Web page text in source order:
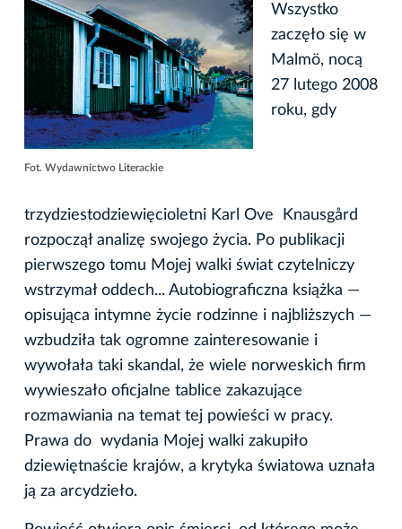
Fot. Wydawnictwo Literackie
Wszystko
zaczęło się w
Malmö, nocą
27 lutego 2008
roku, gdy
trzydziestodziewięcioletni Karl Ove Knausgård
rozpoczął analizę swojego życia. Po publikacji
pierwszego tomu Mojej walki świat czytelniczy
wstrzymał oddech... Autobiograficzna książka —
opisująca intymne życie rodzinne i najbliższych —
wzbudziła tak ogromne zainteresowanie i
wywołała taki skandal, że wiele norweskich firm
wywieszało oficjalne tablice zakazujące
rozmawiania na temat tej powieści w pracy.
Prawa do wydania Mojej walki zakupiło
dziewiętnaście krajów, a krytyka światowa uznała
ją za arcydzieło.